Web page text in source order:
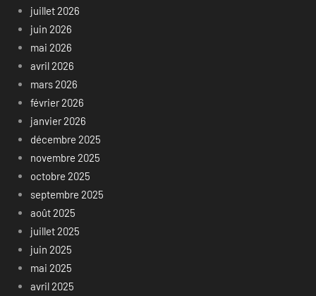
juillet 2026
juin 2026
mai 2026
avril 2026
mars 2026
février 2026
janvier 2026
décembre 2025
novembre 2025
octobre 2025
septembre 2025
août 2025
juillet 2025
juin 2025
mai 2025
avril 2025